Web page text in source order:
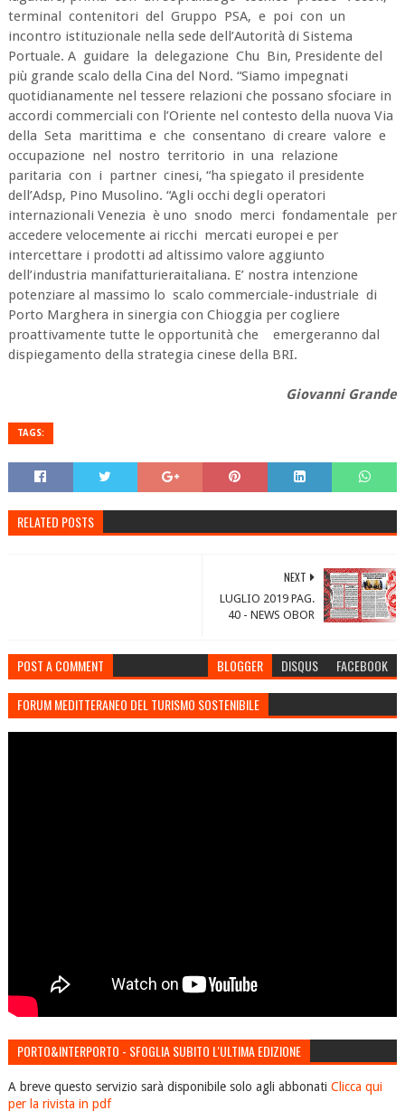
terminal contenitori del Gruppo PSA, e poi con un
incontro istituzionale nella sede dell’Autorità di Sistema
Portuale. A guidare la delegazione Chu Bin, Presidente del
più grande scalo della Cina del Nord. “Siamo impegnati
quotidianamente nel tessere relazioni che possano sfociare in
accordi commerciali con l’Oriente nel contesto della nuova Via
della Seta marittima e che consentano di creare valore e
occupazione nel nostro territorio in una relazione
paritaria con i partner cinesi, “ha spiegato il presidente
dell’Adsp, Pino Musolino. “Agli occhi degli operatori
internazionali Venezia è uno snodo merci fondamentale per
accedere velocemente ai ricchi mercati europei e per
intercettare i prodotti ad altissimo valore aggiunto
dell’industria manifatturieraitaliana. E’ nostra intenzione
potenziare al massimo lo scalo commerciale-industriale di
Porto Marghera in sinergia con Chioggia per cogliere
proattivamente tutte le opportunità che emergeranno dal
dispiegamento della strategia cinese della BRI.
Giovanni Grande
TAGS:
RELATED POSTS
NEXT
LUGLIO 2019 PAG.
40 - NEWS OBOR
POST A COMMENT BLOGGER DISQUS FACEBOOK
FORUM MEDITTERANEO DEL TURISMO SOSTENIBILE
PORTO&INTERPORTO - SFOGLIA SUBITO L'ULTIMA EDIZIONE
A breve questo servizio sarà disponibile solo agli abbonati Clicca qui
per la rivista in pdf